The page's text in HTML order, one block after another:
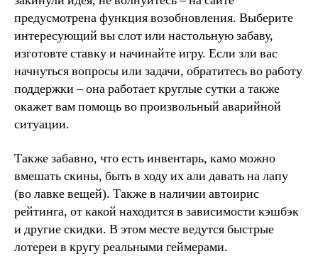
предусмотрена функция возобновления. Выберите
интересующий вы слот или настольную забаву,
изготовте ставку и начинайте игру. Если зли вас
начнуться вопросы или задачи, обратитесь во работу
поддержки – она работает круглые сутки а также
окажет вам помощь во произвольный аварийной
ситуации.
Также забавно, что есть инвентарь, камо можно
вмешать скины, быть в ходу их али давать на лапу
(во лавке вещей). Также в наличии автоирис
рейтинга, от какой находится в зависимости кэшбэк
и другие скидки. В этом месте ведутся быстрые
лотереи в кругу реальными геймерами.